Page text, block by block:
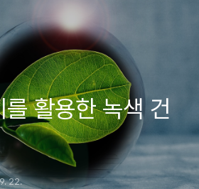
활용한 녹색 건
22.